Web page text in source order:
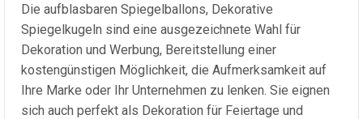
Die aufblasbaren Spiegelballons, Dekorative
Spiegelkugeln sind eine ausgezeichnete Wahl für
Dekoration und Werbung, Bereitstellung einer
kostengünstigen Möglichkeit, die Aufmerksamkeit auf
Ihre Marke oder Ihr Unternehmen zu lenken. Sie eignen
sich auch perfekt als Dekoration für Feiertage und